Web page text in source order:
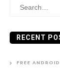
Search
RECENT
FREE